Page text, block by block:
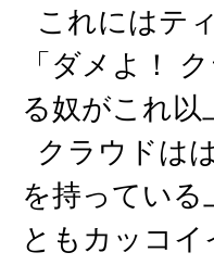
これにはテ
「ダメよ！
る奴がこれ以
クラウドは
を持ってい
ともカッコ